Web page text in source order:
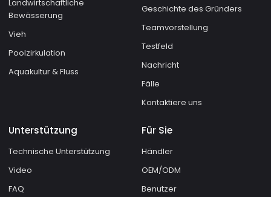
Landwirtschaftliche
Bewässerung
Vieh
Poolzirkulation
Aquakultur & Fluss
Geschichte des Gründers
Teamvorstellung
Testfeld
Nachricht
Fälle
Kontaktiere uns
Unterstützung
Technische Unterstützung
Video
FAQ
Für Sie
Händler
OEM/ODM
Benutzer